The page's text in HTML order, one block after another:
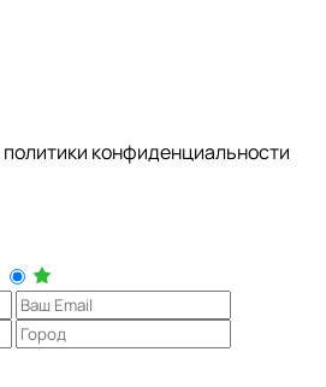
политики конфиденциальности